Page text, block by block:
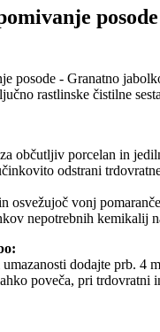
posode - Granatno
rastlinske čistilne
občutljiv porcelan in
odstrani
osvežujoč vonj pomaranče
nepotrebnih kemikalij
dodajte prb. 4
poveča, pri trdovratni